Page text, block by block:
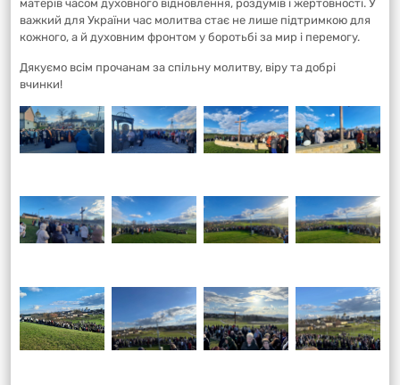
матерів часом духовного відновлення, роздумів і жертовності. У
важкий для України час молитва стає не лише підтримкою для
кожного, а й духовним фронтом у боротьбі за мир і перемогу.
Дякуємо всім прочанам за спільну молитву, віру та добрі
вчинки!